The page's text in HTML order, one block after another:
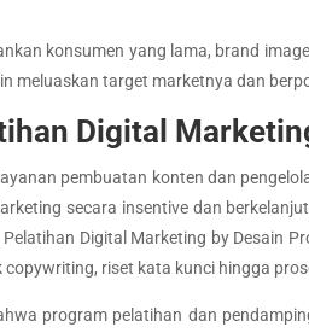
konsumen yang lama, brand
meluaskan target marketnya dan
Digital
pembuatan konten dan
secara insentive dan
Digital Marketing by Desain
copywriting, riset kata kunci hingga
program pelatihan dan